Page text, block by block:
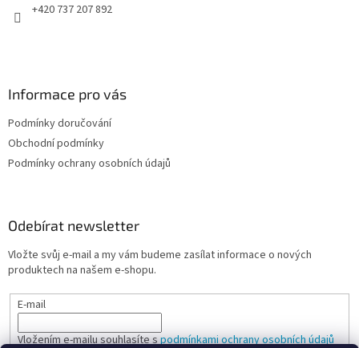
+420 737 207 892
Informace pro vás
Podmínky doručování
Obchodní podmínky
Podmínky ochrany osobních údajů
Odebírat newsletter
Vložte svůj e-mail a my vám budeme zasílat informace o nových
produktech na našem e-shopu.
E-mail
Vložením e-mailu souhlasíte spodmínkami ochrany osobních údajů